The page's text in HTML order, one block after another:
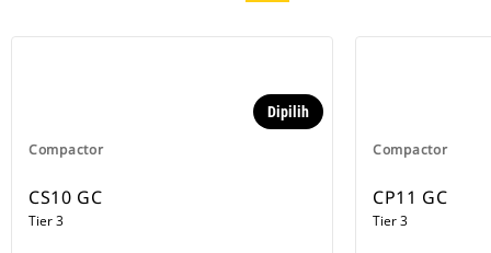
Compactor
Dipilih
CS10 GC
Tier 3
Compactor
CP11 GC
Tier 3